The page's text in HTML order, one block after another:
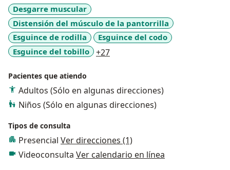
Desgarre muscular
Distensión del músculo de la pantorrilla
Esguince de rodilla
Esguince del codo
Esguince del tobillo
+27a11y_sr_more_diseases
Pacientes que atiendo
Adultos (Sólo en algunas direcciones)
Niños (Sólo en algunas direcciones)
Tipos de consulta
Presencial Ver direcciones (1)
Videoconsulta Ver calendario en línea